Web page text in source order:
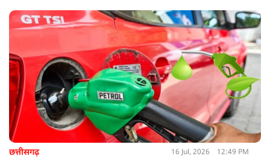
छत्तीसगढ़ 16 Jul, 2026 12:49 PM